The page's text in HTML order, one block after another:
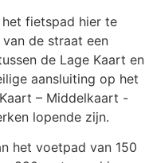
fietspad hier te
de straat een
de Lage Kaart en
aansluiting op het
– Middelkaart -
lopende zijn.
het voetpad van 150